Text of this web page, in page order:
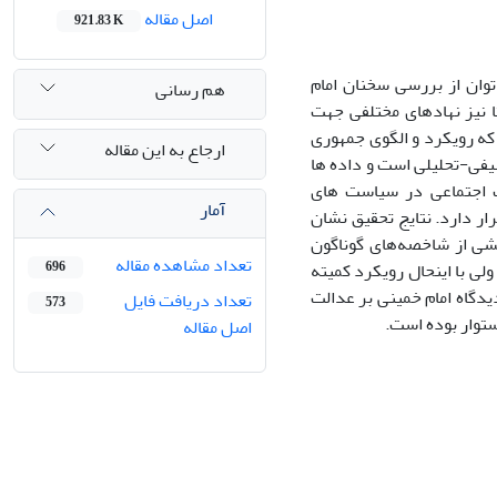
از بررسی سخنان امام
نیز نهادهای مختلفی جهت
رویکرد و الگوی جمهوری
تحلیلی است و داده ها
اجتماعی در سیاست های
دارد. نتایج تحقیق نشان
از شاخصه‌های گوناگون
با اینحال رویکرد کمیته
امام خمینی بر عدالت
بوده است.
اصل مقاله 921.83 K
هم رسانی
ارجاع به این مقاله
آمار
تعداد مشاهده مقاله
696
تعداد دریافت فایل
اصل مقاله
573